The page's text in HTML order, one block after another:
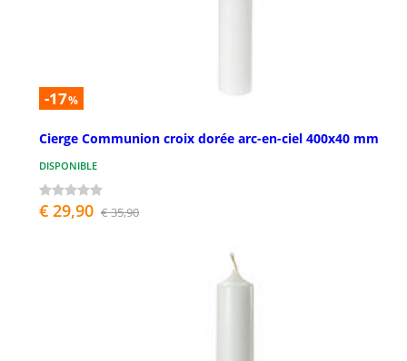
-17%
Cierge Communion croix dorée arc-en-ciel 400x40 mm
DISPONIBLE
€ 29,90 € 35,90